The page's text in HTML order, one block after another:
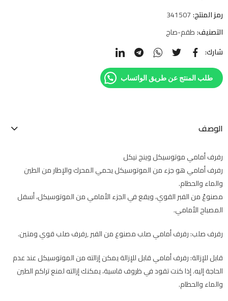
رمز المنتج:341507
التصنيف:طقم-صاج
شارك:
طلب المنتج عن طريق الواتساب
الوصف
رفرف أمامي موتوسيكل وينج نيكل
رفرف أمامي هو جزء من الموتوسيكل يحمي المحرك والإطار من الطين
والماء والحطام.
مصنوعً من الفبر القوي، ويقع في الجزء الأمامي من الموتوسيكل، أسفل
المصباح الأمامي.
رفرف صلب: رفرف أمامي صلب مصنوع من الفبر ,رفرف صلب قوي ومتين.
قابل للإزالة: رفرف أمامي قابل للإزالة يمكن إزالته من الموتوسيكل عند عدم
الحاجة إليه. إذا كنت تقود في ظروف قاسية، يمكنك إزالته لمنع تراكم الطين
والماء والحطام.